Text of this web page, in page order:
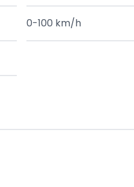
0-100 km/h